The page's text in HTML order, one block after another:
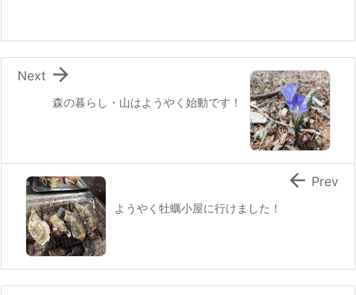
o
k
森の暮らし・山はようやく始動です！

Next
ようやく牡蠣小屋に行けました！
 Prev